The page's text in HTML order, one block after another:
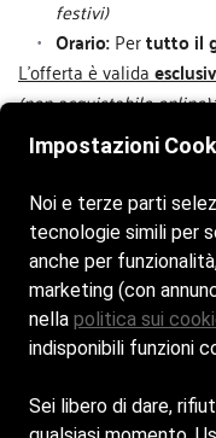
festivi)
Orario: Per tutto il
L'offerta è valida
(non acquistabile online)
Arriva presto per
📍Dove siamo:
📲Instagram:
Non farti fuggire un
aspettiamo a bordo
Idro Beach Milano
Impostazioni
Noi e terze parti
tecnologie simili per
anche per
marketing (con
nella politica sui
indisponibili funzioni
Sei libero di dare,